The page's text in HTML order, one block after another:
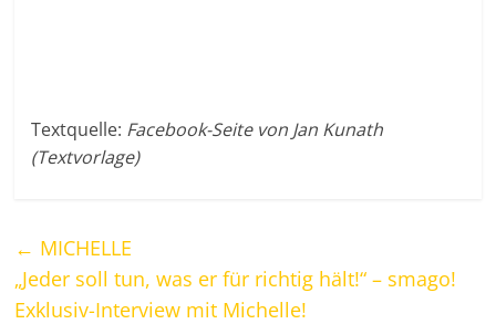
Textquelle: Facebook-Seite von Jan Kunath
(Textvorlage)
← MICHELLE
„Jeder soll tun, was er für richtig hält!“ – smago!
Exklusiv-Interview mit Michelle!